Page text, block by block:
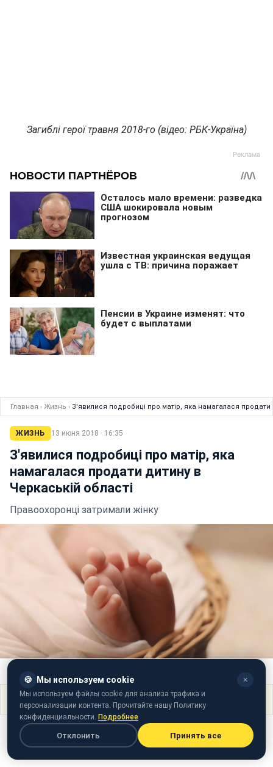
Загиблі герої травня 2018-го (відео: РБК-Україна)
Главная › Жизнь › З'явилися подробиці про матір, яка намагалася продати
ЖИЗНЬ 13 июня 2018 · 16:35
З'явилися подробиці про матір, яка
намагалася продати дитину в
Черкаській області
Правоохоронці затримали жінку
Поделиться
🍪 Мы используем cookie ✕
Мы используем файлы cookie для анализа трафика и
персонализации контента. Прочитайте нашу Политику
конфиденциальности. Подробнее
Отклонить Принять все